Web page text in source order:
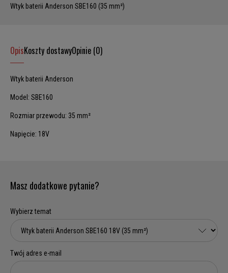
Wtyk baterii Anderson SBE160 (35 mm²)
OpisKoszty dostawyOpinie (0)
Wtyk baterii Anderson
Model: SBE160
Rozmiar przewodu: 35 mm²
Napięcie: 18V
Masz dodatkowe pytanie?